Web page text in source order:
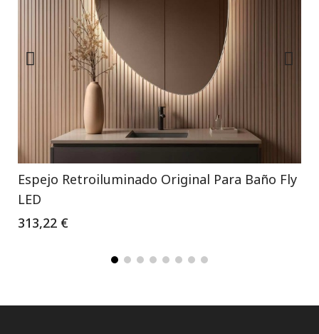
Espejo Retroiluminado Original Para Baño Fly
LED
313,22 €